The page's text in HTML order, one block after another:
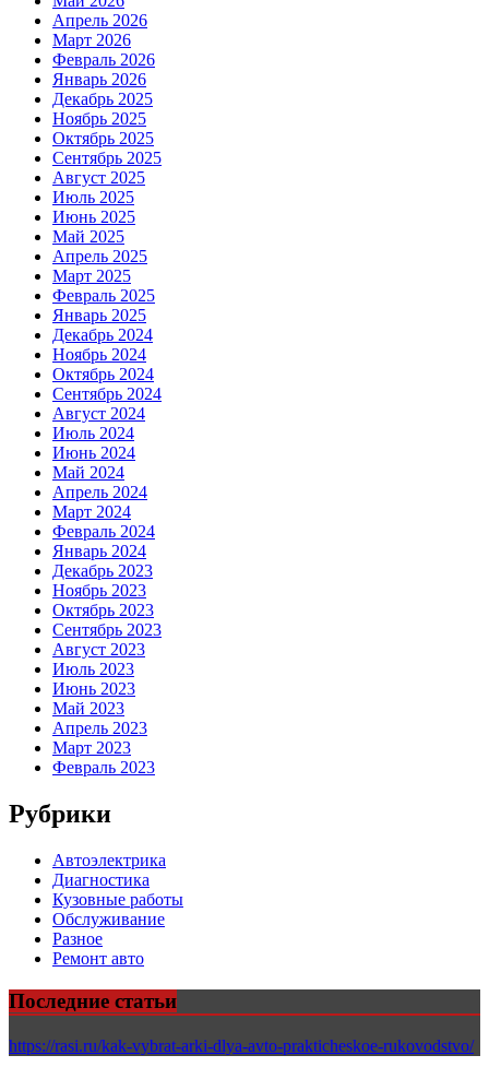
Апрель 2026
Март 2026
Февраль 2026
Январь 2026
Декабрь 2025
Ноябрь 2025
Октябрь 2025
Сентябрь 2025
Август 2025
Июль 2025
Июнь 2025
Май 2025
Апрель 2025
Март 2025
Февраль 2025
Январь 2025
Декабрь 2024
Ноябрь 2024
Октябрь 2024
Сентябрь 2024
Август 2024
Июль 2024
Июнь 2024
Май 2024
Апрель 2024
Март 2024
Февраль 2024
Январь 2024
Декабрь 2023
Ноябрь 2023
Октябрь 2023
Сентябрь 2023
Август 2023
Июль 2023
Июнь 2023
Май 2023
Апрель 2023
Март 2023
Февраль 2023
Рубрики
Автоэлектрика
Диагностика
Кузовные работы
Обслуживание
Разное
Ремонт авто
Последние статьи
https://rasi.ru/kak-vybrat-arki-dlya-avto-prakticheskoe-rukovodstvo/